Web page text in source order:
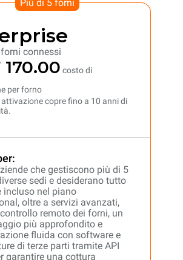
Più di 5 forni
forni connessi
170.00 costo di
per forno
copre fino a 10 anni di
che gestiscono più di 5
sedi e desiderano tutto
incluso nel piano
oltre a servizi avanzati,
remoto dei forni, un
più approfondito e
fluida con software e
di terze parti tramite API
garantire una cottura